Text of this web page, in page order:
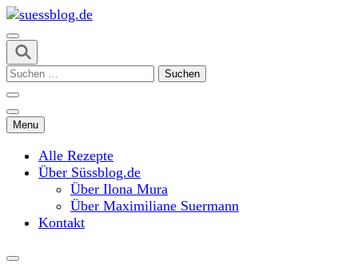
Skip
to
content
(Press
Enter)
suessblog.de
Suchen
Menu
Alle Rezepte
Über Süssblog.de
Über Ilona Mura
Über Maximiliane Suermann
Kontakt